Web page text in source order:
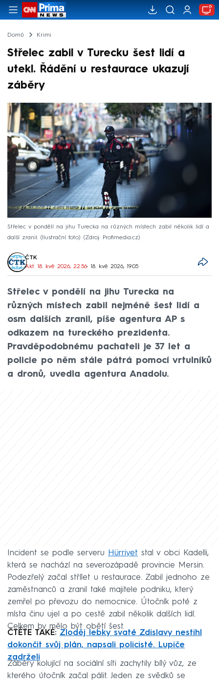
Domů Krimi
Střelec zabil v Turecku šest lidí a
utekl. Řádění u restaurace ukazují
záběry
Střelec v pondělí na jihu Turecka na různých místech zabil několik lidí a
další zranil. (Ilustrační foto)
Zdroj: Profimedia.cz
ČTK
Akt. 18. kvě 2026, 22:56• 18. kvě 2026, 19:05
Střelec v pondělí na jihu Turecka na
různých místech zabil nejméně šest lidí a
osm dalších zranil, píše agentura AP s
odkazem na tureckého prezidenta.
Pravděpodobnému pachateli je 37 let a
policie po něm stále pátrá pomocí vrtulníků
a dronů, uvedla agentura Anadolu.
Incident se podle serveru Hürriyet stal v obci Kadelli,
která se nachází na severozápadě provincie Mersin.
Podezřelý začal střílet u restaurace. Zabil jednoho ze
zaměstnanců a zranil také majitele podniku, který
zemřel po převozu do nemocnice. Útočník poté z
místa činu ujel a po cestě zabil několik dalších lidí.
Celkem by mělo být obětí šest.
ČTĚTE TAKÉ: Zloděj lebky svaté Zdislavy nestihl
dokončit svůj plán, napsali policisté. Lupiče
zadrželi
Záběry kolující na sociální síti zachytily bílý vůz, ze
kterého útočník začal pálit. Jeden ze svědků se